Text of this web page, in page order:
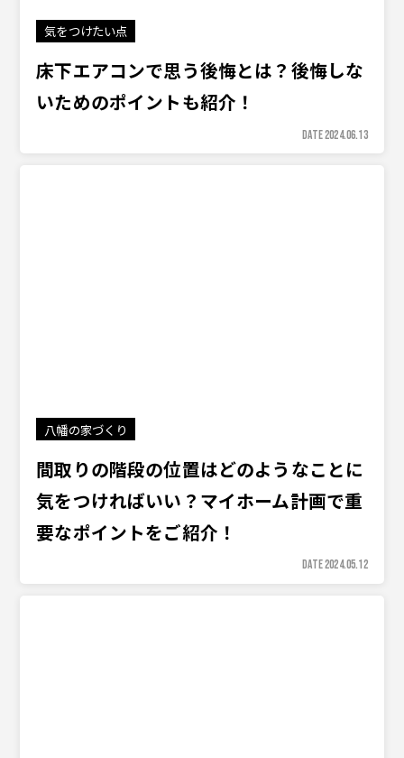
気をつけたい点
床下エアコンで思う後悔とは？後悔しな
いためのポイントも紹介！
DATE 2024.06.13
八幡の家づくり
間取りの階段の位置はどのようなことに
気をつければいい？マイホーム計画で重
要なポイントをご紹介！
DATE 2024.05.12